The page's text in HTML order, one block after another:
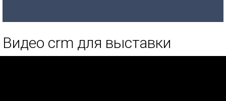
Видео crm для выставки